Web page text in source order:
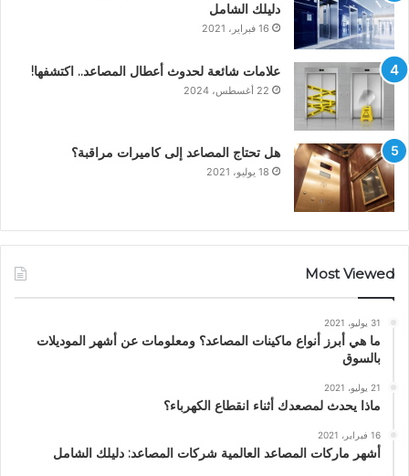
دليلك الشامل
16 فبراير، 2021
علامات شائعة لحدوث أعطال المصاعد.. اكتشفها!
22 أغسطس، 2024
هل تحتاج المصاعد إلى كاميرات مراقبة؟
18 يوليو، 2021
Most Viewed
31 يوليو، 2021
ما هي أبرز أنواع ماكينات المصاعد؟ ومعلومات عن أشهر الموديلات
بالسوق
21 يوليو، 2021
ماذا يحدث لمصعدك أثناء انقطاع الكهرباء؟
16 فبراير، 2021
أشهر ماركات المصاعد العالمية شركات المصاعد: دليلك الشامل